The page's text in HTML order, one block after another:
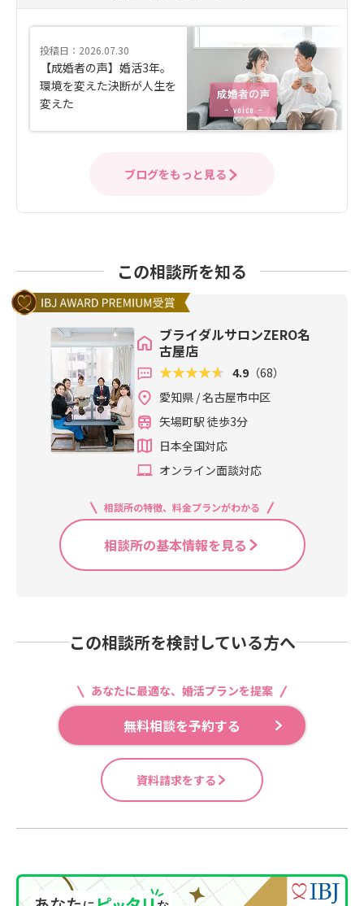
投稿日：2026.07.30
【成婚者の声】婚活3年。
環境を変えた決断が人生を
変えた
ブログをもっと見る
この相談所を知る
ブライダルサロンZERO名
古屋店
4.9 （68）
愛知県 / 名古屋市中区
矢場町駅 徒歩3分
日本全国対応
オンライン面談対応
相談所の特徴、料金プランがわかる
相談所の基本情報を見る
この相談所を検討している方へ
あなたに最適な、婚活プランを提案
無料相談を予約する
資料請求をする